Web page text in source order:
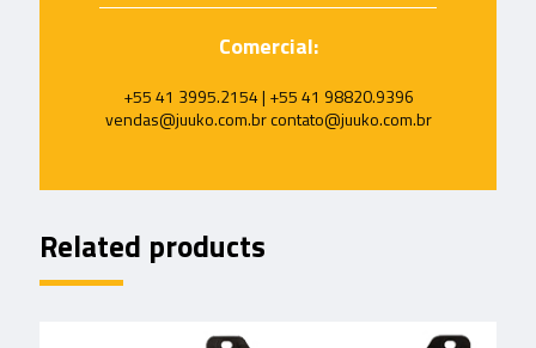
Comercial:
+55 41 3995.2154 | +55 41 98820.9396
vendas@juuko.com.br contato@juuko.com.br
Related products